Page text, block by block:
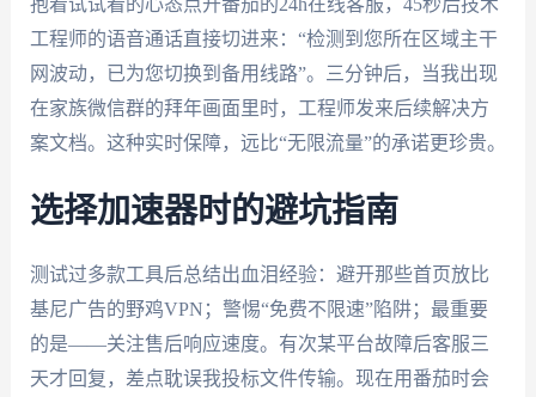
工程师的语音通话直接切进来：“检测到您所在区域主干
网波动，已为您切换到备用线路”。三分钟后，当我出现
在家族微信群的拜年画面里时，工程师发来后续解决方
案文档。这种实时保障，远比“无限流量”的承诺更珍贵。
选择加速器时的避坑指南
测试过多款工具后总结出血泪经验：避开那些首页放比
基尼广告的野鸡VPN；警惕“免费不限速”陷阱；最重要
的是——关注售后响应速度。有次某平台故障后客服三
天才回复，差点耽误我投标文件传输。现在用番茄时会